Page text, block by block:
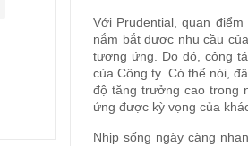
Với Prudential, quan điểm
nắm bắt được nhu cầu
tương ứng. Do đó, công
của Công ty. Có thể nói,
độ tăng trưởng cao trong
ứng được kỳ vọng của
Nhịp sống ngày càng